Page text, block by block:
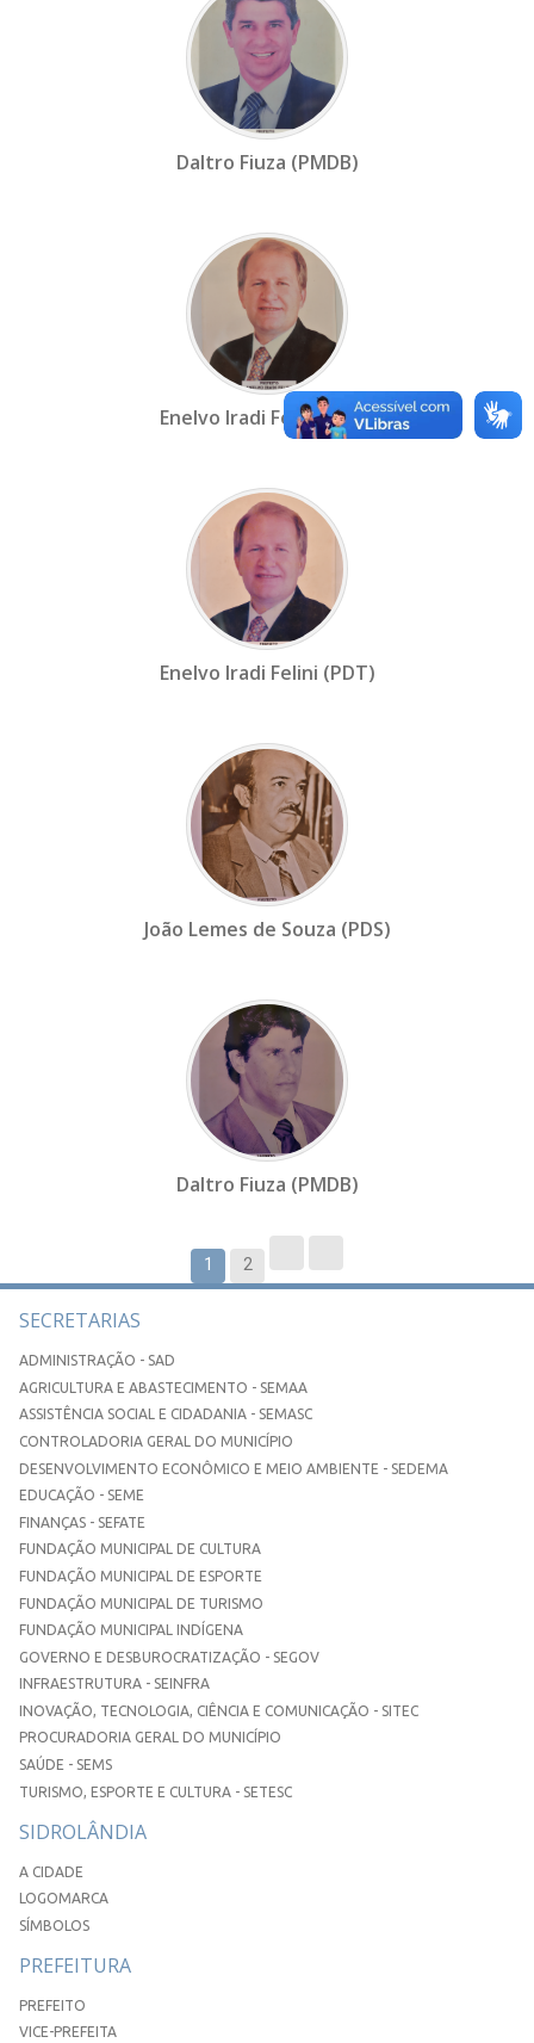
Daltro Fiuza (PMDB)
Enelvo Iradi Felini (PDT)
Enelvo Iradi Felini (PDT)
João Lemes de Souza (PDS)
Daltro Fiuza (PMDB)
1 2
SECRETARIAS
ADMINISTRAÇÃO - SAD
AGRICULTURA E ABASTECIMENTO - SEMAA
ASSISTÊNCIA SOCIAL E CIDADANIA - SEMASC
CONTROLADORIA GERAL DO MUNICÍPIO
DESENVOLVIMENTO ECONÔMICO E MEIO AMBIENTE - SEDEMA
EDUCAÇÃO - SEME
FINANÇAS - SEFATE
FUNDAÇÃO MUNICIPAL DE CULTURA
FUNDAÇÃO MUNICIPAL DE ESPORTE
FUNDAÇÃO MUNICIPAL DE TURISMO
FUNDAÇÃO MUNICIPAL INDÍGENA
GOVERNO E DESBUROCRATIZAÇÃO - SEGOV
INFRAESTRUTURA - SEINFRA
INOVAÇÃO, TECNOLOGIA, CIÊNCIA E COMUNICAÇÃO - SITEC
PROCURADORIA GERAL DO MUNICÍPIO
SAÚDE - SEMS
TURISMO, ESPORTE E CULTURA - SETESC
SIDROLÂNDIA
A CIDADE
LOGOMARCA
SÍMBOLOS
PREFEITURA
PREFEITO
VICE-PREFEITA